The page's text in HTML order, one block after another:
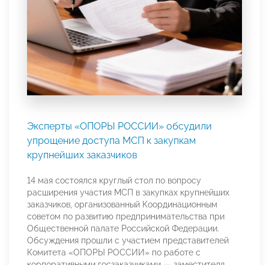
Эксперты «ОПОРЫ РОССИИ» обсудили
упрощение доступа МСП к закупкам
крупнейших заказчиков
14 мая состоялся круглый стол по вопросу
расширения участия МСП в закупках крупнейших
заказчиков, организованный Координационным
советом по развитию предпринимательства при
Общественной палате Российской Федерации.
Обсуждения прошли с участием представителей
Комитета «ОПОРЫ РОССИИ» по работе с